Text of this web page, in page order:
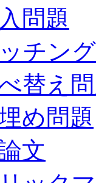
問題
チン
替え
め問題
文